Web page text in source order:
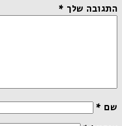
התגובה שלך*
שם*